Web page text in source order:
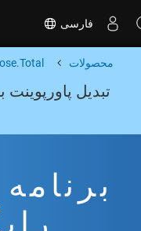
فارسی
محصولات